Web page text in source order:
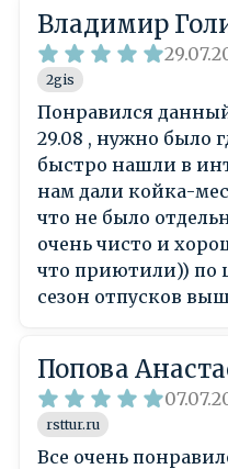
Владимир
2gis
Понравился
29.08 , нужно было
быстро нашли в
нам дали койка-
что не было
очень чисто и
что приютили)) по
сезон отпусков
Попова
rsttur.ru
Все очень